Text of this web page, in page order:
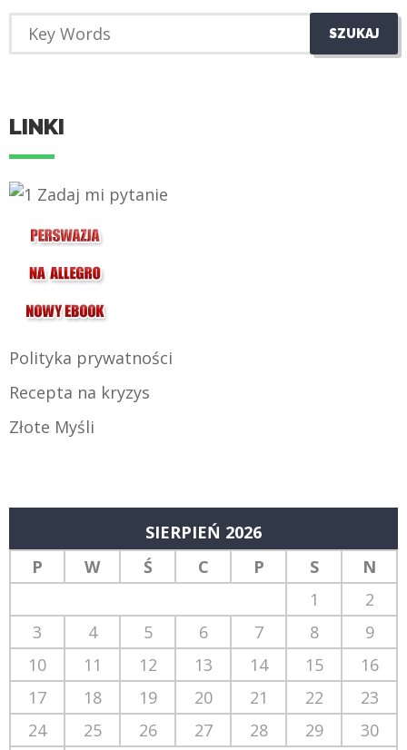
LINKI
Polityka prywatności
Recepta na kryzys
Złote Myśli
SIERPIEŃ 2026
P
W Ś C P S N
1
2
3
4 5 6 7 8
9
10
11 12 13 14 15
16
17
18 19 20 21 22
23
24
25 26 27 28 29
30